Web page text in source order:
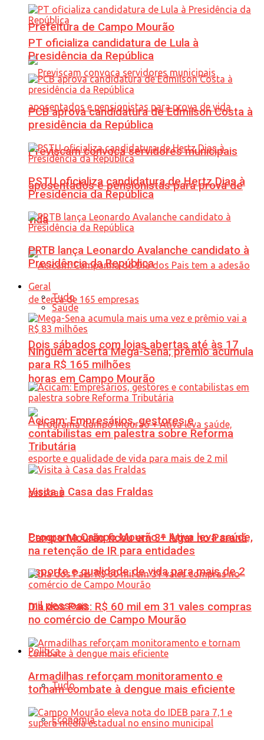
Prefeitura de Campo Mourão
Previscam convoca servidores municipais
aposentados e pensionistas para prova de
vida
Dois sábados com lojas abertas até às 17
horas em Campo Mourão
Programa Campo Mourão + Ativa leva saúde,
esporte e qualidade de vida para mais de 2
mil pessoas
Política
Tudo
Economia
PT oficializa candidatura de Lula à
Presidência da República
PCB aprova candidatura de Edmilson Costa à
presidência da República
PSTU oficializa candidatura de Hertz Dias à
Presidência da República
PRTB lança Leonardo Avalanche candidato à
Presidência da República
Geral
Tudo
Saúde
Ninguém acerta Mega-Sena; prêmio acumula
para R$ 165 milhões
Acicam: Empresários, gestores e
contabilistas em palestra sobre Reforma
Tributária
Visita à Casa das Fraldas
Campo Mourão ficou em 3º lugar no Paraná
na retenção de IR para entidades
Dia dos Pais: R$ 60 mil em 31 vales compras
no comércio de Campo Mourão
Armadilhas reforçam monitoramento e
tornam combate à dengue mais eficiente